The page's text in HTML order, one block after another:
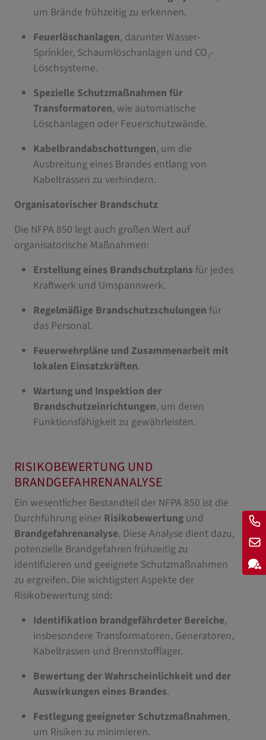
um Brände frühzeitig zu erkennen.
Feuerlöschanlagen, darunter Wasser-
Sprinkler, Schaumlöschanlagen und CO₂-
Löschsysteme.
Spezielle Schutzmaßnahmen für
Transformatoren, wie automatische
Löschanlagen oder Feuerschutzwände.
Kabelbrandabschottungen, um die
Ausbreitung eines Brandes entlang von
Kabeltrassen zu verhindern.
Organisatorischer Brandschutz
Die NFPA 850 legt auch großen Wert auf
organisatorische Maßnahmen:
Erstellung eines Brandschutzplans für jedes
Kraftwerk und Umspannwerk.
Regelmäßige Brandschutzschulungen für
das Personal.
Feuerwehrpläne und Zusammenarbeit mit
lokalen Einsatzkräften.
Wartung und Inspektion der
Brandschutzeinrichtungen, um deren
Funktionsfähigkeit zu gewährleisten.
RISIKOBEWERTUNG UND
BRANDGEFAHRENANALYSE
Ein wesentlicher Bestandteil der NFPA 850 ist die
Durchführung einer Risikobewertung und
Brandgefahrenanalyse. Diese Analyse dient dazu,
potenzielle Brandgefahren frühzeitig zu
identifizieren und geeignete Schutzmaßnahmen
zu ergreifen. Die wichtigsten Aspekte der
Risikobewertung sind:
Identifikation brandgefährdeter Bereiche,
insbesondere Transformatoren, Generatoren,
Kabeltrassen und Brennstofflager.
Bewertung der Wahrscheinlichkeit und der
Auswirkungen eines Brandes.
Festlegung geeigneter Schutzmaßnahmen,
um Risiken zu minimieren.